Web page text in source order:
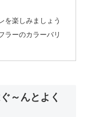
を楽しみましょう
ラーのカラーバリ
～んとよく